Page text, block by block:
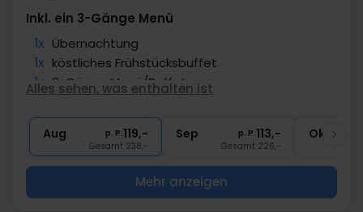
Inkl. ein 3-Gänge Menü
1x Übernachtung
1x köstliches Frühstücksbuffet
1x 3-Gänge Menü/Buffet
∞ Gratis Parken
Alles sehen, was enthalten ist
Aug p. P.119,-
Gesamt 238,-
Sep p. P.113,-
Gesamt 226,-
Okt
Mehr anzeigen